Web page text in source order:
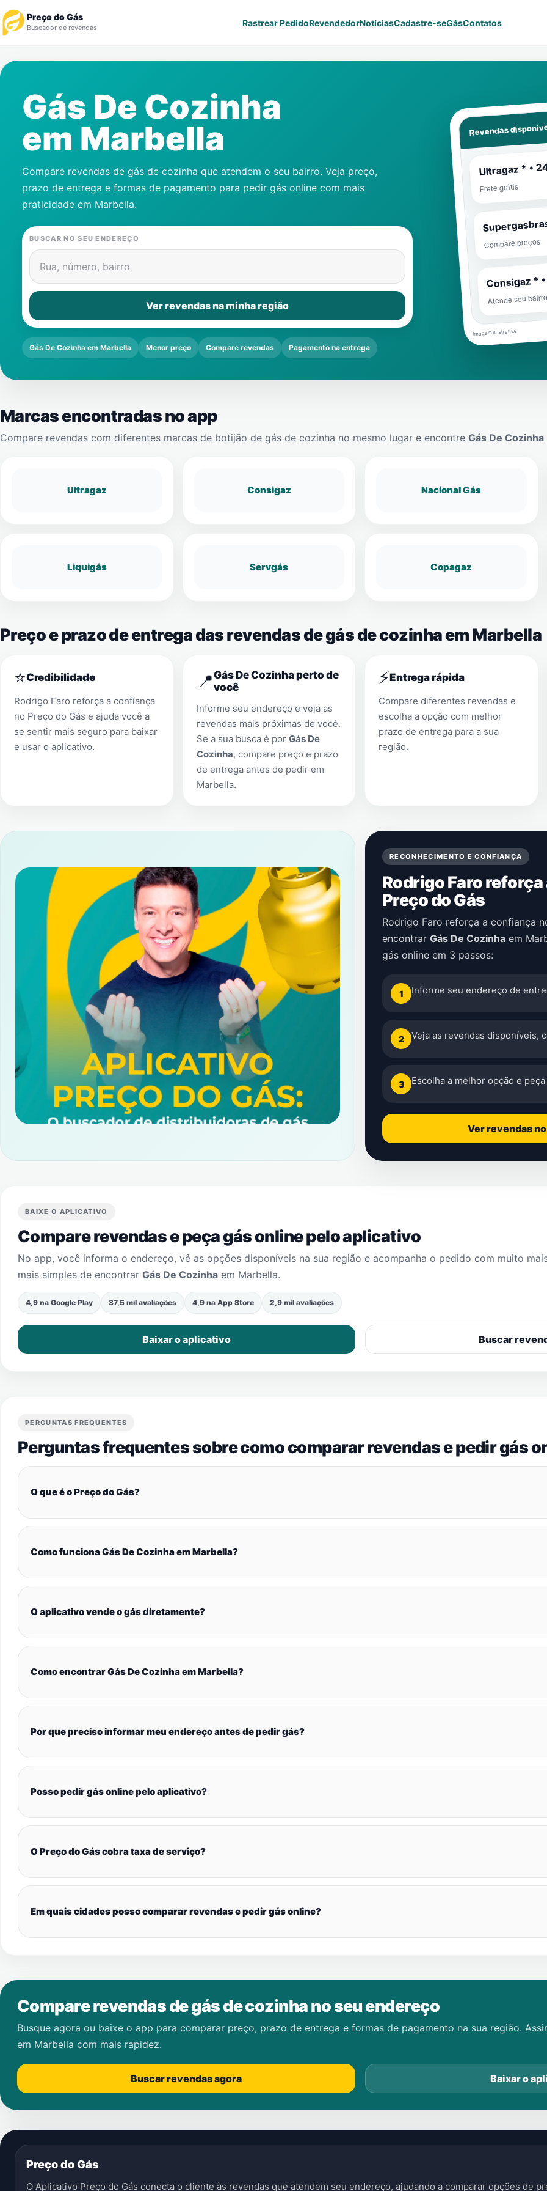
Preço do Gás
Buscador de revendas Rastrear PedidoRevendedorNotíciasCadastre-seGásContatos
Revendedor
Notícias
Gás
Contatos
Gás De Cozinha
em Marbella
Compare revendas de gás de cozinha que atendem o seu bairro. Veja preço,
prazo de entrega e formas de pagamento para pedir gás online com mais
praticidade em Marbella.
BUSCAR NO SEU ENDEREÇO
Rua, número, bairro
Ver revendas na minha região
Gás De Cozinha em Marbella Menor preço Compare revendas Pagamento na entrega
Revendas
Ultragaz * •
Frete grátis
Compare preços
Consigaz *
Atende seu
Imagem ilustrativa
Marcas encontradas no app
Compare revendas com diferentes marcas de botijão de gás de cozinha no mesmo lugar e encontre Gás De Cozinha
Ultragaz Consigaz Nacional Gás
Liquigás Servgás Copagaz
Preço e prazo de entrega das revendas de gás de cozinha em Marbella
⭐Credibilidade
Rodrigo Faro reforça a confiança
no Preço do Gás e ajuda você a
se sentir mais seguro para baixar
e usar o aplicativo.
📍Gás De Cozinha perto de
você
Informe seu endereço e veja as
revendas mais próximas de você.
Se a sua busca é por Gás De
Cozinha, compare preço e prazo
de entrega antes de pedir em
Marbella.
⚡Entrega rápida
Compare diferentes revendas e
escolha a opção com melhor
prazo de entrega para a sua
região.
RECONHECIMENTO E CONFIANÇA
Rodrigo Faro
Preço do Gás
Rodrigo Faro reforça a confiança
encontrar Gás De Cozinha em
gás online em 3 passos:
1 Informe seu endereço de
2 Veja as revendas disponíveis,
3 Escolha a melhor opção e
Ver revendas
BAIXE O APLICATIVO
Compare revendas e peça gás online pelo aplicativo
No app, você informa o endereço, vê as opções disponíveis na sua região e acompanha o pedido com muito
mais simples de encontrar Gás De Cozinha em Marbella.
4,9 na Google Play 37,5 mil avaliações 4,9 na App Store 2,9 mil avaliações
Baixar o aplicativo Buscar
PERGUNTAS FREQUENTES
Perguntas frequentes sobre como comparar revendas e pedir gás
O que é o Preço do Gás?
Como funciona Gás De Cozinha em Marbella?
O aplicativo vende o gás diretamente?
Como encontrar Gás De Cozinha em Marbella?
Por que preciso informar meu endereço antes de pedir gás?
Posso pedir gás online pelo aplicativo?
O Preço do Gás cobra taxa de serviço?
Em quais cidades posso comparar revendas e pedir gás online?
Compare revendas de gás de cozinha no seu endereço
Busque agora ou baixe o app para comparar preço, prazo de entrega e formas de pagamento na sua região.
em Marbella com mais rapidez.
Buscar revendas agora Baixar o
Preço do Gás
O Aplicativo Preço do Gás conecta o cliente às revendas que atendem seu endereço, ajudando a comparar opções de